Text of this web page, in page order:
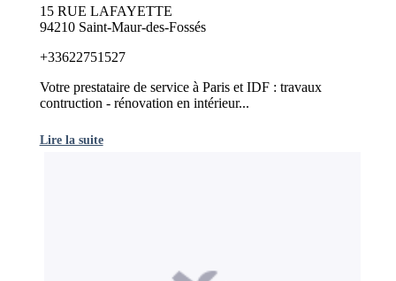
15 RUE LAFAYETTE
94210 Saint-Maur-des-Fossés
+33622751527
Votre prestataire de service à Paris et IDF : travaux
contruction - rénovation en intérieur...
Lire la suite